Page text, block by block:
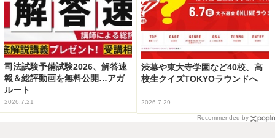
司法試験予備試験2026、解答速
報＆総評動画を無料公開…アガ
ルート
2026.7.21
渋幕や東大寺学園など40校、高
校生クイズTOKYOラウンドへ
2026.7.29
Recommended by